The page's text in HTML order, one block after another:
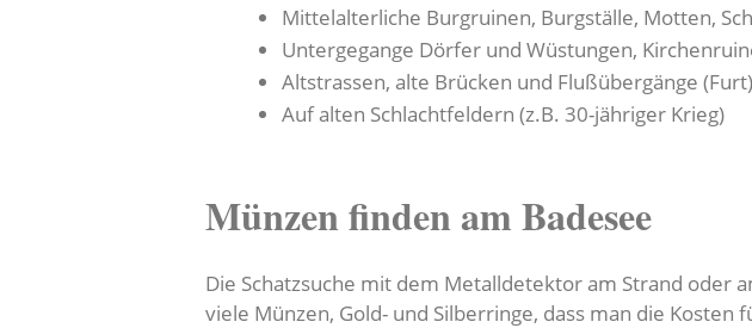
Mittelalterliche Burgruinen, Burgställe, Motten,
Untergegange Dörfer und Wüstungen,
Altstrassen, alte Brücken und Flußübergänge (Furt)
Auf alten Schlachtfeldern (z.B. 30-jähriger Krieg)
Münzen finden am Badesee
Die Schatzsuche mit dem Metalldetektor am Strand oder
viele Münzen, Gold- und Silberringe, dass man die